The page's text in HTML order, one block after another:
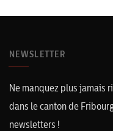
NEWSLETTER
Ne manquez plus jamais
dans le canton de
newsletters !